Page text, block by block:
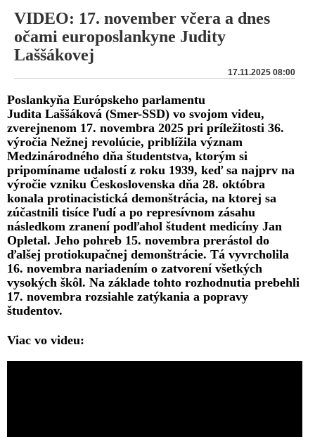
VIDEO: 17. november včera a dnes
očami europoslankyne Judity
Laššákovej
17.11.2025 08:00
Poslankyňa Európskeho parlamentu
Judita Laššáková (Smer-SSD) vo svojom videu,
zverejnenom 17. novembra 2025 pri príležitosti 36.
výročia Nežnej revolúcie, priblížila význam
Medzinárodného dňa študentstva, ktorým si
pripomíname udalostí z roku 1939, keď sa najprv na
výročie vzniku Československa dňa 28. októbra
konala protinacistická demonštrácia, na ktorej sa
zúčastnili tisíce ľudí a po represívnom zásahu
následkom zranení podľahol študent medicíny Jan
Opletal. Jeho pohreb 15. novembra prerástol do
ďalšej protiokupačnej demonštrácie. Tá vyvrcholila
16. novembra nariadením o zatvorení všetkých
vysokých škôl. Na základe tohto rozhodnutia prebehli
17. novembra rozsiahle zatýkania a popravy
študentov.
Viac vo videu: